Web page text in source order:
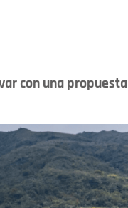
con una propuesta